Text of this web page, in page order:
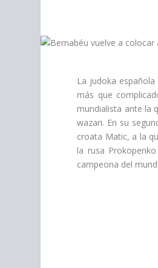
La judoka
más que
mundialista ante la
wazari. En su
croata Matic, a la
la rusa
campeona del